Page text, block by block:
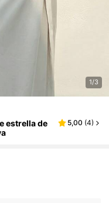
1/3
estrella de
5,00 (4)